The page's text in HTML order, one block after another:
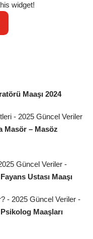
widget!
Maaşı 2024
- 2025 Güncel Veriler
Masör – Masöz
Güncel Veriler -
Ustası Maaşı
- 2025 Güncel Veriler -
Maaşları